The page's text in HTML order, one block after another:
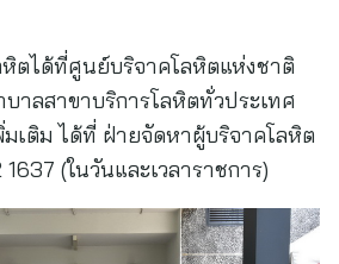
หิตได้ที่ศูนย์บริจาคโลหิตแห่งชาติ
าลสาขาบริการโลหิตทั่วประเทศ
เติม ได้ที่ ฝ่ายจัดหาผู้บริจาคโลหิต
(ในวันและเวลาราชการ)